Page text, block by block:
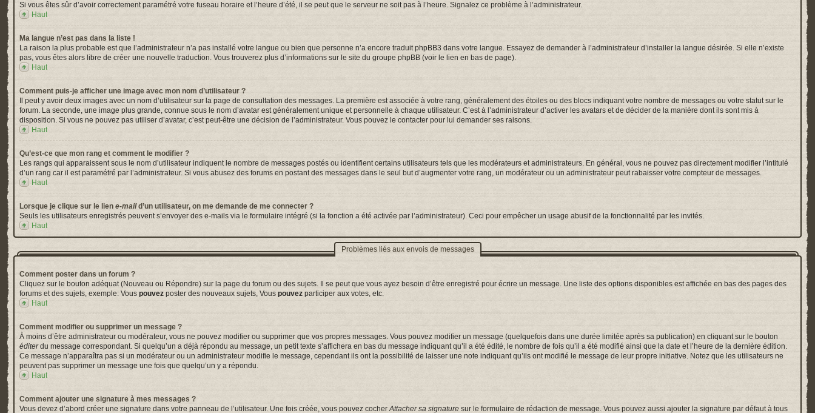
Si vous êtes sûr d’avoir correctement paramétré votre fuseau horaire et l’heure d’été, il se peut que le serveur ne soit pas à l’heure. Signalez ce problème à l’administrateur.
Haut
Ma langue n’est pas dans la liste !
La raison la plus probable est que l’administrateur n’a pas installé votre langue ou bien que personne n’a encore traduit phpBB3 dans votre langue. Essayez de demander à l’administrateur d’installer la langue désirée. Si elle n’existe
pas, vous êtes alors libre de créer une nouvelle traduction. Vous trouverez plus d’informations sur le site du groupe phpBB (voir le lien en bas de page).
Haut
Comment puis-je afficher une image avec mon nom d’utilisateur ?
Il peut y avoir deux images avec un nom d’utilisateur sur la page de consultation des messages. La première est associée à votre rang, généralement des étoiles ou des blocs indiquant votre nombre de messages ou votre statut sur le
forum. La seconde, une image plus grande, connue sous le nom d’avatar est généralement unique et personnelle à chaque utilisateur. C’est à l’administrateur d’activer les avatars et de décider de la manière dont ils sont mis à
disposition. Si vous ne pouvez pas utiliser d’avatar, c’est peut-être une décision de l’administrateur. Vous pouvez le contacter pour lui demander ses raisons.
Haut
Qu’est-ce que mon rang et comment le modifier ?
Les rangs qui apparaissent sous le nom d’utilisateur indiquent le nombre de messages postés ou identifient certains utilisateurs tels que les modérateurs et administrateurs. En général, vous ne pouvez pas directement modifier l’intitulé
d’un rang car il est paramétré par l’administrateur. Si vous abusez des forums en postant des messages dans le seul but d’augmenter votre rang, un modérateur ou un administrateur peut rabaisser votre compteur de messages.
Haut
Lorsque je clique sur le lien e-maild’un utilisateur, on me demande de me connecter ?
Seuls les utilisateurs enregistrés peuvent s’envoyer des e-mails via le formulaire intégré (si la fonction a été activée par l’administrateur). Ceci pour empêcher un usage abusif de la fonctionnalité par les invités.
Haut
Problèmes liés aux envois de messages
Comment poster dans un forum ?
Cliquez sur le bouton adéquat (Nouveau ou Répondre) sur la page du forum ou des sujets. Il se peut que vous ayez besoin d’être enregistré pour écrire un message. Une liste des options disponibles est affichée en bas des pages des
forums et des sujets, exemple: Vous pouvez poster des nouveaux sujets, Vous pouvez participer aux votes, etc.
Haut
Comment modifier ou supprimer un message ?
À moins d’être administrateur ou modérateur, vous ne pouvez modifier ou supprimer que vos propres messages. Vous pouvez modifier un message (quelquefois dans une durée limitée après sa publication) en cliquant sur le bouton
éditerdu message correspondant. Si quelqu’un a déjà répondu au message, un petit texte s’affichera en bas du message indiquant qu’il a été édité, le nombre de fois qu’il a été modifié ainsi que la date et l’heure de la dernière édition.
Ce message n’apparaîtra pas si un modérateur ou un administrateur modifie le message, cependant ils ont la possibilité de laisser une note indiquant qu’ils ont modifié le message de leur propre initiative. Notez que les utilisateurs ne
peuvent pas supprimer un message une fois que quelqu’un y a répondu.
Haut
Comment ajouter une signature à mes messages ?
Vous devez d’abord créer une signature dans votre panneau de l’utilisateur. Une fois créée, vous pouvez cocherAttacher sa signature sur le formulaire de rédaction de message. Vous pouvez aussi ajouter la signature par défaut à tous